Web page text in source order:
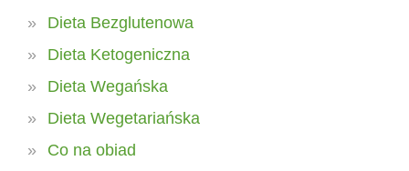
Dieta Bezglutenowa
Dieta Ketogeniczna
Dieta Wegańska
Dieta Wegetariańska
Co na obiad